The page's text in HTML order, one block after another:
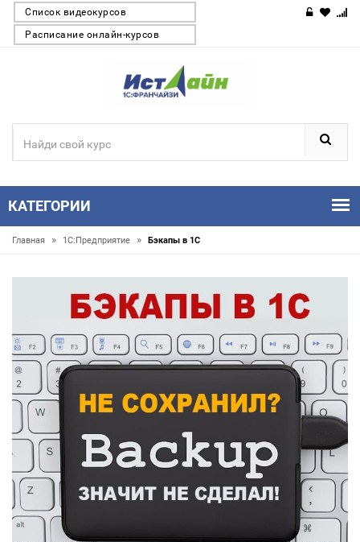
Список видеокурсов
Расписание онлайн-курсов
КАТЕГОРИИ
Главная » 1С:Предприятие » Бэкапы в 1С